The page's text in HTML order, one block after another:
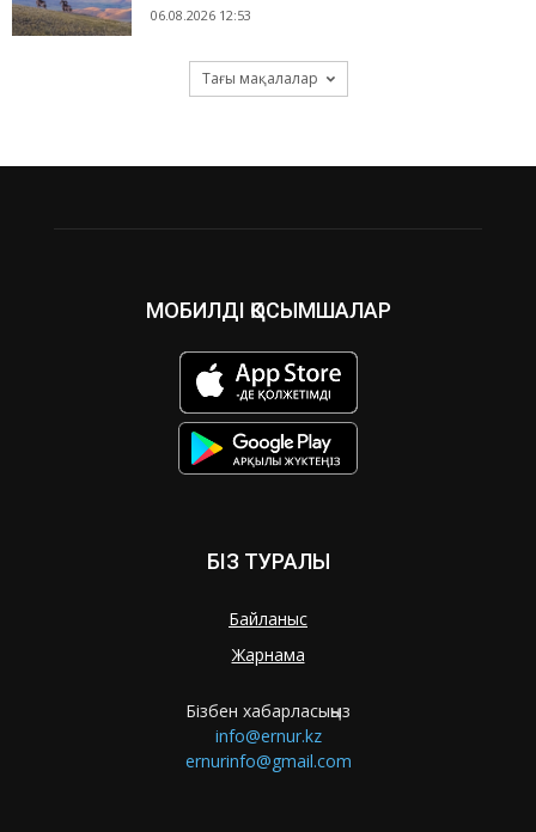
06.08.2026 12:53
Тағы мақалалар
МОБИЛДІ ҚОСЫМШАЛАР
БІЗ ТУРАЛЫ
Байланыс
Жарнама
Бізбен хабарласыңыз
info@ernur.kz
ernurinfo@gmail.com